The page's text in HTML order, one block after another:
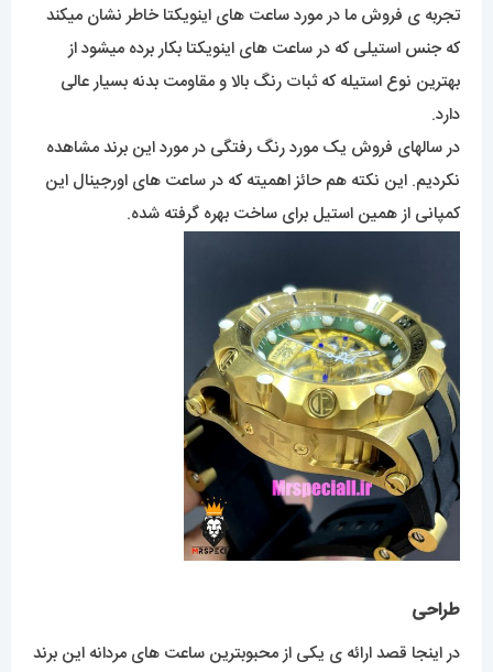
تجربه ی فروش ما در مورد ساعت های اینویکتا خاطر نشان میکند
که جنس استیلی که در ساعت های اینویکتا بکار برده میشود از
بهترین نوع استیله که ثبات رنگ بالا و مقاومت بدنه بسیار عالی
دارد.
در سالهای فروش یک مورد رنگ رفتگی در مورد این برند مشاهده
نکردیم. این نکته هم حائز اهمیته که در ساعت های اورجینال این
کمپانی از همین استیل برای ساخت بهره گرفته شده.
طراحی
در اینجا قصد ارائه ی یکی از محبوبترین ساعت های مردانه این برند